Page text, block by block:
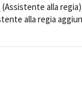
(Assistente alla
alla regia